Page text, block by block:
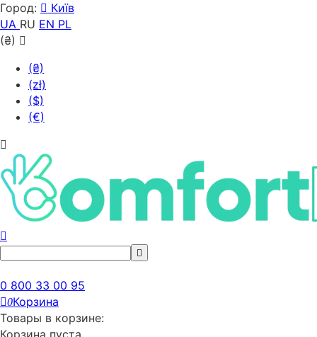
Город:
Київ
UA RU EN PL
(₴)
(₴)
(zł)
($)
(€)
0 800 33 00 95
0Корзина
Товары в корзине:
Корзина пуста